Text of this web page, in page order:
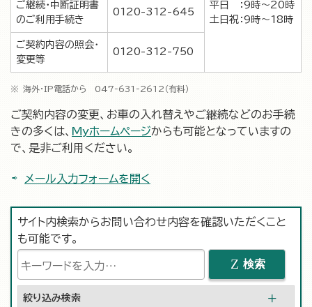
平日 ：9時～20時
土日祝：9時～18時
ご継続・中断証明書
のご利用手続き
0120-312-645
ご契約内容の照会・
変更等
0120-312-750
海外・IP電話から 047-631-2612（有料）
ご契約内容の変更、お車の入れ替えやご継続などのお手続
きの多くは、 Myホームページからも可能となっていますの
で、是非ご利用ください。
メール入力フォームを開く
サイト内検索からお問い合わせ内容を確認いただくこと
も可能です。
検索
絞り込み検索